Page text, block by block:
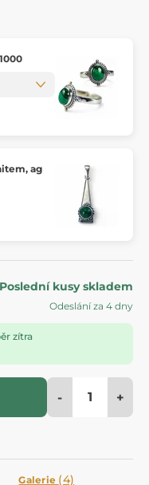
ag
Poslední kusy skladem
Odeslání za 4 dny
zítra
- +
Galerie (4)